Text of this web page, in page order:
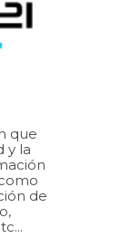
que
y la
de